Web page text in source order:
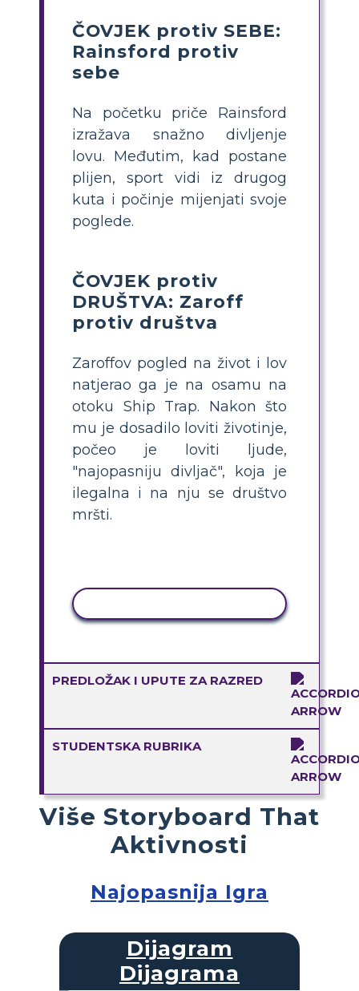
ČOVJEK protiv SEBE:
Rainsford protiv
sebe
Na početku priče Rainsford
izražava snažno divljenje
lovu. Međutim, kad postane
plijen, sport vidi iz drugog
kuta i počinje mijenjati svoje
poglede.
ČOVJEK protiv
DRUŠTVA: Zaroff
protiv društva
Zaroffov pogled na život i lov
natjerao ga je na osamu na
otoku Ship Trap. Nakon što
mu je dosadilo loviti životinje,
počeo je loviti ljude,
"najopasniju divljač", koja je
ilegalna i na nju se društvo
mršti.
PREDLOŽAK I UPUTE ZA RAZRED
STUDENTSKA RUBRIKA
Više Storyboard That
Aktivnosti
Najopasnija Igra
Dijagram
Dijagrama